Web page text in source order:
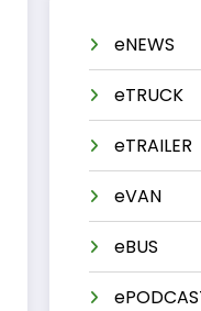
eNEWS
eTRUCK
eTRAILER
eVAN
eBUS